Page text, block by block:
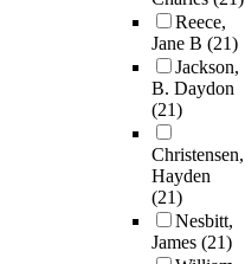
Reece,
Jane B (21)
Jackson,
B. Daydon
(21)
Christensen,
Hayden
(21)
Nesbitt,
James (21)